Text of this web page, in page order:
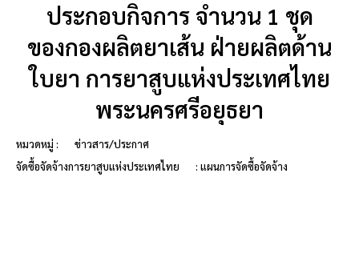
ประกอบกิจการ จำนวน 1 ชุด
ของกองผลิตยาเส้น ฝ่ายผลิตด้าน
ใบยา การยาสูบแห่งประเทศไทย
พระนครศรีอยุธยา
หมวดหมู่ :
ข่าวสาร/ประกาศ
จัดซื้อจัดจ้างการยาสูบแห่งประเทศไทย
: แผนการจัดซื้อจัดจ้าง